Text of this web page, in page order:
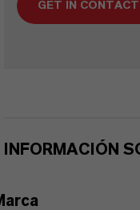
GET IN CONTACT
INFORMACIÓN